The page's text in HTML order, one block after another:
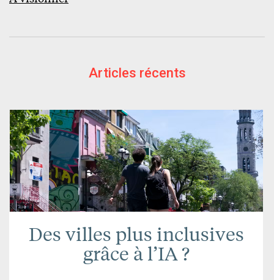
Articles récents
Des villes plus inclusives
grâce à l’IA ?